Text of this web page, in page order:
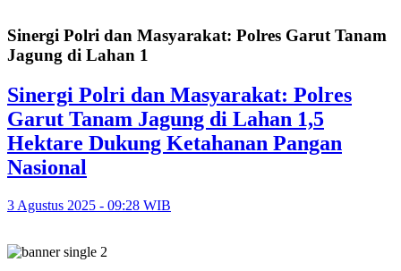
Sinergi Polri dan Masyarakat: Polres Garut Tanam
Jagung di Lahan 1
Sinergi Polri dan Masyarakat: Polres
Garut Tanam Jagung di Lahan 1,5
Hektare Dukung Ketahanan Pangan
Nasional
3 Agustus 2025 - 09:28 WIB